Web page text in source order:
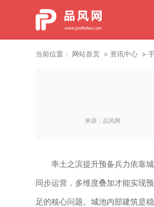
当前位置： 网站首页 资讯中心
来源： 品风网
率土之滨提升预备兵力依靠
同步运营，多维度叠加才能实现
足的核心问题。城池内部建筑是